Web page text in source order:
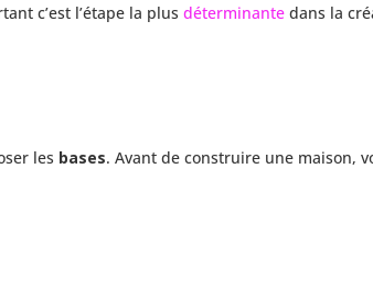
c’est l’étape la plusdéterminante dans la
les bases. Avant de construire une maison,